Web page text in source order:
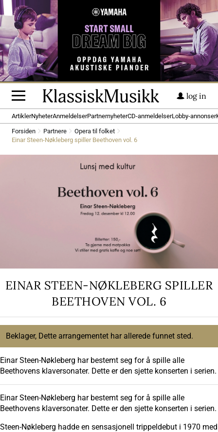
log in
ArtiklerNyheterAnmeldelserPartnernyheterCD-anmeldelserLobby-annonser
Forsiden Partnere
Opera til folket
Einar Steen-Nøkleberg spiller Beethoven vol. 6
EINAR STEEN-NØKLEBERG SPILLER
BEETHOVEN VOL. 6
Beklager, Dette arrangementet har allerede funnet sted.
Einar Steen-Nøkleberg har bestemt seg for å spille alle
Beethovens klaversonater. Dette er den sjette konserten i serien.
Einar Steen-Nøkleberg har bestemt seg for å spille alle
Beethovens klaversonater. Dette er den sjette konserten i serien.
Steen-Nøkleberg hadde en sensasjonell trippeldebut i 1970 med